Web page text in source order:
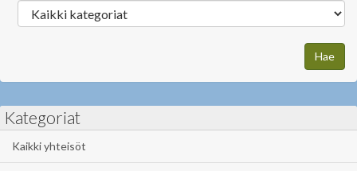
Kategoriat
Kaikki yhteisöt